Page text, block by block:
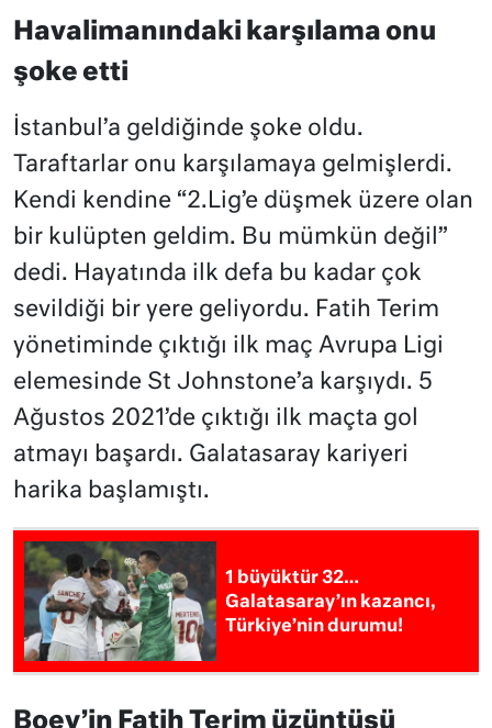
Havalimanındaki karşılama onu
şoke etti
İstanbul’a geldiğinde şoke oldu.
Taraftarlar onu karşılamaya gelmişlerdi.
Kendi kendine “2.Lig’e düşmek üzere olan
bir kulüpten geldim. Bu mümkün değil”
dedi. Hayatında ilk defa bu kadar çok
sevildiği bir yere geliyordu. Fatih Terim
yönetiminde çıktığı ilk maç Avrupa Ligi
elemesinde St Johnstone’a karşıydı. 5
Ağustos 2021’de çıktığı ilk maçta gol
atmayı başardı. Galatasaray kariyeri
harika başlamıştı.
1 büyüktür 32…
Galatasaray’ın kazancı,
Türkiye’nin durumu!
Boey’in Fatih Terim üzüntüsü